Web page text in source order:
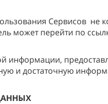
Сервисов не
может перейти по
информации,
и достаточную